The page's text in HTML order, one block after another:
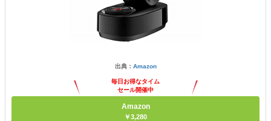
出典： Amazon
毎日お得なタイム
セール開催中
Amazon
￥3,280